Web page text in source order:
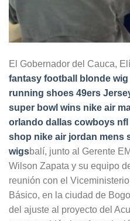
El Gobernador del Cauca,
fantasy football
blonde wig
running shoes 49ers
super bowl wins nike air
orlando dallas cowboys nfl
shop nike air jordan mens
wigsbalí, junto al Gerente
Wilson Zapata y su equipo
reunión con el
Básico, en la ciudad de
del ajuste al proyecto del